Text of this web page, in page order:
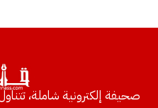
صحيفة إلكترونية شاملة، تتناول